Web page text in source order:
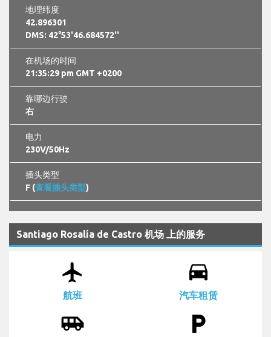
地理纬度
42.896301
DMS: 42°53'46.684572''
在机场的时间
21:35:30 pm GMT +0200
靠哪边行驶
右
电力
230V/50Hz
插头类型
F (查看插头类型)
Santiago Rosalía de Castro 机场 上的服务
airplanemode_active
航班
drive_eta
汽车租赁
airport_shuttle local_parking